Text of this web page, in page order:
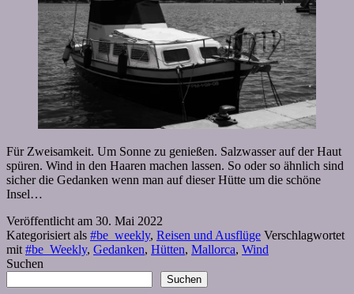
Für Zweisamkeit. Um Sonne zu genießen. Salzwasser auf der Haut
spüren. Wind in den Haaren machen lassen. So oder so ähnlich sind
sicher die Gedanken wenn man auf dieser Hütte um die schöne
Insel…
Veröffentlicht am 30. Mai 2022
Kategorisiert als #be_weekly, Reisen und Ausflüge Verschlagwortet
mit #be_Weekly, Gedanken, Hütten, Mallorca, Wind
Suchen
Suchen